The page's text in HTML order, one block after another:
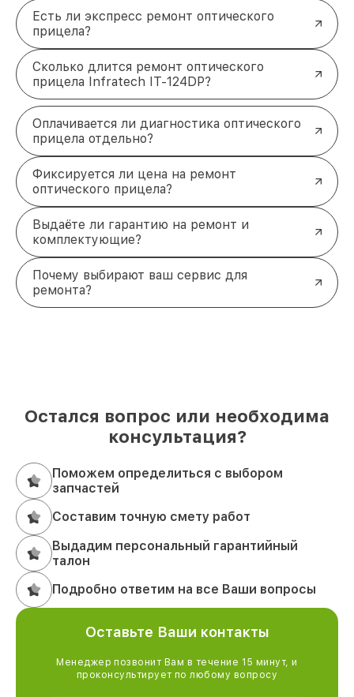
Есть ли экспресс ремонт оптического
прицела?
Сколько длится ремонт оптического
прицела Infratech IT-124DP?
Оплачивается ли диагностика оптического
прицела отдельно?
Фиксируется ли цена на ремонт
оптического прицела?
Выдаёте ли гарантию на ремонт и
комплектующие?
Почему выбирают ваш сервис для
ремонта?
Остался вопрос или необходима
консультация?
Поможем определиться с выбором
запчастей
Составим точную смету работ
Выдадим персональный гарантийный
талон
Подробно ответим на все Ваши вопросы
Оставьте Ваши контакты
Менеджер позвонит Вам в течение 15 минут, и
проконсультирует по любому вопросу